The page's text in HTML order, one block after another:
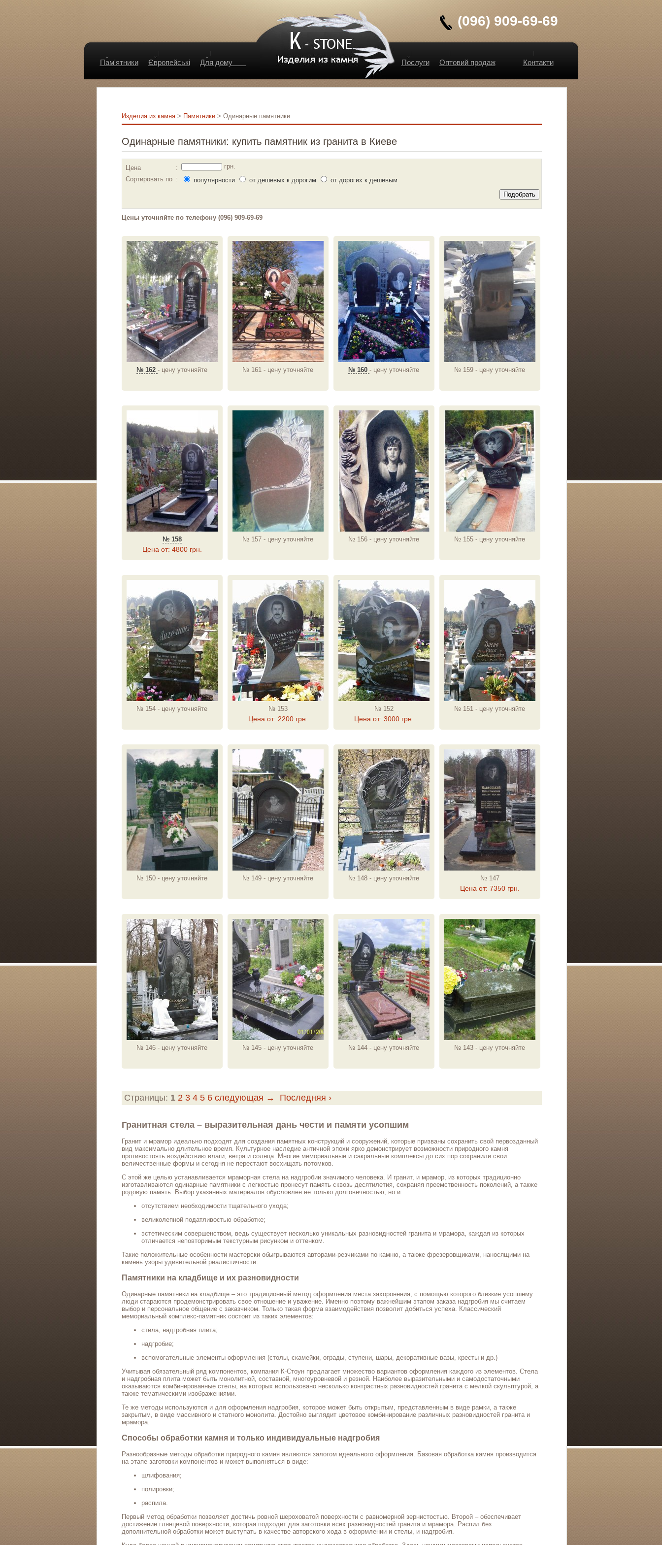
Пам'ятники Європейські Для дому Послуги Оптовий продаж Контакти
Изделия из камня> Памятники> Одинарные памятники
Одинарные памятники: купить памятник из гранита в Киеве
Цена :
грн.
Сортировать по : популярности от дешевых к дорогим
от дорогих к дешевым
Подобрать
Цены уточняйте по телефону (096) 909-69-69
№ 162 - цену уточняйте № 161 - цену уточняйте № 160 - цену уточняйте № 159 - цену уточняйте
№ 158
Цена от: 4800 грн.
№ 157 - цену уточняйте № 156 - цену уточняйте № 155 - цену уточняйте
№ 154 - цену уточняйте № 153
Цена от: 2200 грн.
№ 152
Цена от: 3000 грн.
№ 151 - цену уточняйте
№ 150 - цену уточняйте № 149 - цену уточняйте № 148 - цену уточняйте № 147
Цена от: 7350 грн.
№ 146 - цену уточняйте № 145 - цену уточняйте № 144 - цену уточняйте № 143 - цену уточняйте
Страницы: 1 2 3 4 5 6 следующая → Последняя ›
Гранитная стела – выразительная дань чести и памяти усопшим
Гранит и мрамор идеально подходят для создания памятных конструкций и сооружений, которые призваны сохранить свой первозданный
вид максимально длительное время. Культурное наследие античной эпохи ярко демонстрирует возможности природного камня
противостоять воздействию влаги, ветра и солнца. Многие мемориальные и сакральные комплексы до сих пор сохранили свои
величественные формы и сегодня не перестают восхищать потомков.
С этой же целью устанавливается мраморная стела на надгробии значимого человека. И гранит, и мрамор, из которых традиционно
изготавливаются одинарные памятники с легкостью пронесут память сквозь десятилетия, сохраняя преемственность поколений, а также
родовую память. Выбор указанных материалов обусловлен не только долговечностью, но и:
отсутствием необходимости тщательного ухода;
великолепной податливостью обработке;
эстетическим совершенством, ведь существует несколько уникальных разновидностей гранита и мрамора, каждая из которых
отличается неповторимым текстурным рисунком и оттенком.
Такие положительные особенности мастерски обыгрываются авторами-резчиками по камню, а также фрезеровщиками, наносящими на
камень узоры удивительной реалистичности.
Памятники на кладбище и их разновидности
Одинарные памятники на кладбище – это традиционный метод оформления места захоронения, с помощью которого близкие усопшему
люди стараются продемонстрировать свое отношение и уважение. Именно поэтому важнейшим этапом заказа надгробия мы считаем
выбор и персональное общение с заказчиком. Только такая форма взаимодействия позволит добиться успеха. Классический
мемориальный комплекс-памятник состоит из таких элементов:
стела, надгробная плита;
надгробие;
вспомогательные элементы оформления (столы, скамейки, ограды, ступени, шары, декоративные вазы, кресты и др.)
Учитывая обязательный ряд компонентов, компания К-Стоун предлагает множество вариантов оформления каждого из элементов. Стела
и надгробная плита может быть монолитной, составной, многоуровневой и резной. Наиболее выразительными и самодостаточными
оказываются комбинированные стелы, на которых использовано несколько контрастных разновидностей гранита с мелкой скульптурой, а
также тематическими изображениями.
Те же методы используются и для оформления надгробия, которое может быть открытым, представленным в виде рамки, а также
закрытым, в виде массивного и статного монолита. Достойно выглядит цветовое комбинирование различных разновидностей гранита и
мрамора.
Способы обработки камня и только индивидуальные надгробия
Разнообразные методы обработки природного камня являются залогом идеального оформления. Базовая обработка камня производится
на этапе заготовки компонентов и может выполняться в виде:
шлифования;
полировки;
распила.
Первый метод обработки позволяет достичь ровной шероховатой поверхности с равномерной зернистостью. Второй – обеспечивает
достижение глянцевой поверхности, которая подходит для заготовки всех разновидностей гранита и мрамора. Распил без
дополнительной обработки может выступать в качестве авторского хода в оформлении и стелы, и надгробия.
(096) 909-69-69